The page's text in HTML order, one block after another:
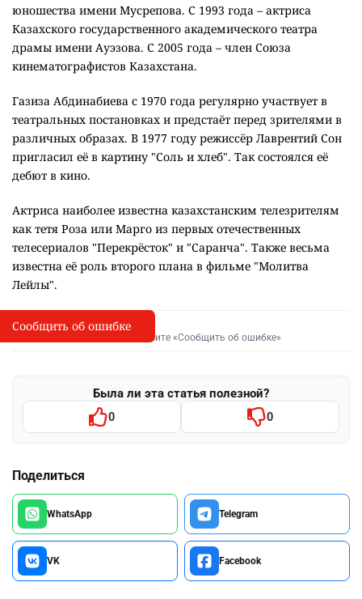
юношества имени Мусрепова. С 1993 года – актриса
Казахского государственного академического театра
драмы имени Ауэзова. С 2005 года – член Союза
кинематографистов Казахстана.
Газиза Абдинабиева с 1970 года регулярно участвует в
театральных постановках и предстаёт перед зрителями в
различных образах. В 1977 году режиссёр Лаврентий Сон
пригласил её в картину "Соль и хлеб". Так состоялся её
дебют в кино.
Актриса наиболее известна казахстанским телезрителям
как тетя Роза или Марго из первых отечественных
телесериалов "Перекрёсток" и "Саранча". Также весьма
известна её роль второго плана в фильме "Молитва
Лейлы".
I
Сообщить об опечатке
Выделите фрагмент и нажмите «Сообщить об ошибке»
Была ли эта статья полезной?
0 0
Поделиться
WhatsApp Telegram
VK Facebook
Сообщить об ошибке